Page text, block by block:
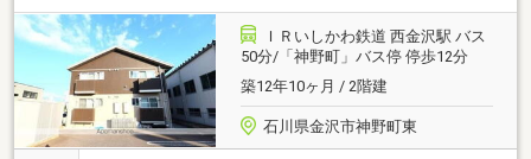
ＩＲいしかわ鉄道 西金沢駅 バス
50分/「神野町」バス停 停歩12分
築12年10ヶ月 / 2階建
石川県金沢市神野町東